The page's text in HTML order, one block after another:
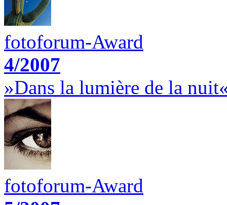
fotoforum-Award
4/2007
»Dans la lumière de la
fotoforum-Award